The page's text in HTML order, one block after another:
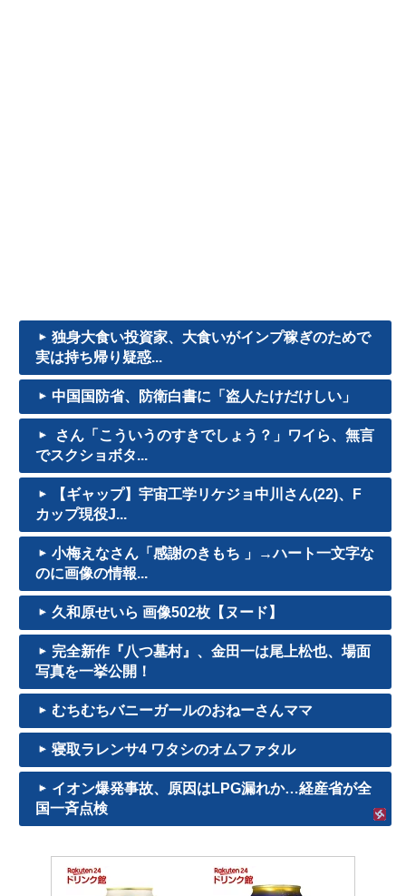
独身大食い投資家、大食いがインプ稼ぎのためで
実は持ち帰り疑惑...
中国国防省、防衛白書に「盗人たけだけしい」
さん「こういうのすきでしょう？」ワイら、無言
でスクショボタ...
【ギャップ】宇宙工学リケジョ中川さん(22)、F
カップ現役J...
小梅えなさん「感謝のきもち 」→ハート一文字な
のに画像の情報...
久和原せいら 画像502枚【ヌード】
完全新作『八つ墓村』、金田一は尾上松也、場面
写真を一挙公開！
むちむちバニーガールのおねーさんママ
寝取ラレンサ4 ワタシのオムファタル
イオン爆発事故、原因はLPG漏れか…経産省が全
国一斉点検